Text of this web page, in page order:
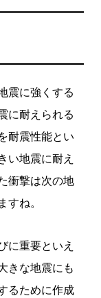
震に強くする
に耐えられる
耐震性能とい
い地震に耐え
衝撃は次の地
すね。
に重要といえ
きな地震にも
るために作成